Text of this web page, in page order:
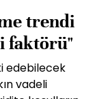
trendi
faktörü"
edebilecek
vadeli